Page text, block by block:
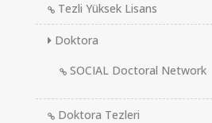
Tezli Yüksek Lisans
Doktora
SOCIAL Doctoral Network
Doktora Tezleri